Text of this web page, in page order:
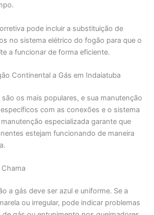
pode incluir a substituição de
no sistema elétrico do fogão para que o
a funcionar de forma eficiente.
Continental a Gás em Indaiatuba
os mais populares, e sua manutenção
com as conexões e o sistema
especializada garante que
estejam funcionando de maneira
a gás deve ser azul e uniforme. Se a
ou irregular, pode indicar problemas